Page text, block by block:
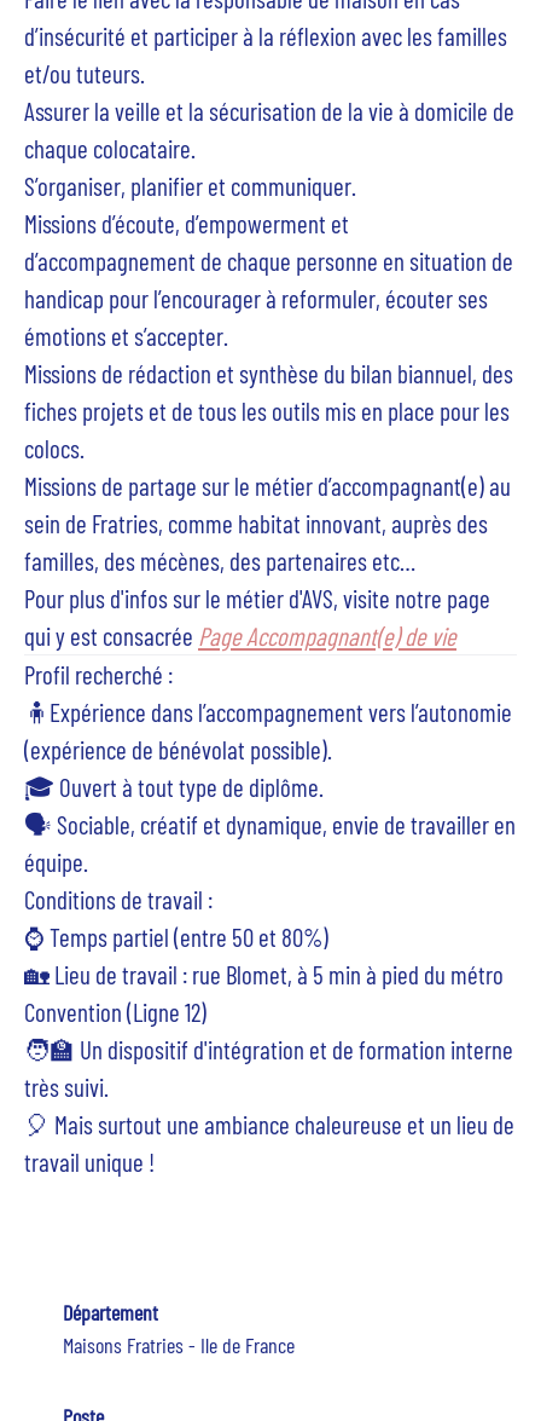
d’insécurité et participer à la réflexion avec les familles
et/ou tuteurs.
Assurer la veille et la sécurisation de la vie à domicile de
chaque colocataire.
S’organiser, planifier et communiquer.
Missions d’écoute, d’empowerment et
d’accompagnement de chaque personne en situation de
handicap pour l’encourager à reformuler, écouter ses
émotions et s’accepter.
Missions de rédaction et synthèse du bilan biannuel, des
fiches projets et de tous les outils mis en place pour les
colocs.
Missions de partage sur le métier d’accompagnant(e) au
sein de Fratries, comme habitat innovant, auprès des
familles, des mécènes, des partenaires etc…
Pour plus d'infos sur le métier d'AVS, visite notre page
qui y est consacrée Page Accompagnant(e) de vie
Profil recherché :
🧍Expérience dans l’accompagnement vers l’autonomie
(expérience de bénévolat possible).
🎓 Ouvert à tout type de diplôme.
🗣️ Sociable, créatif et dynamique, envie de travailler en
équipe.
Conditions de travail :
⌚ Temps partiel (entre 50 et 80%)
🏡 Lieu de travail : rue Blomet, à 5 min à pied du métro
Convention (Ligne 12)
🧑‍🏫 Un dispositif d'intégration et de formation interne
très suivi.
🎈 Mais surtout une ambiance chaleureuse et un lieu de
travail unique !
Département
Maisons Fratries - Ile de France